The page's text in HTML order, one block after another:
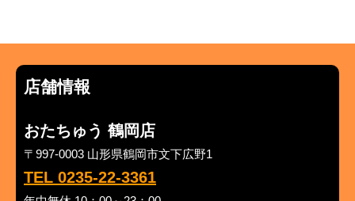
店舗情報
おたちゅう 鶴岡店
〒997-0003 山形県鶴岡市文下広野1
TEL 0235-22-3361